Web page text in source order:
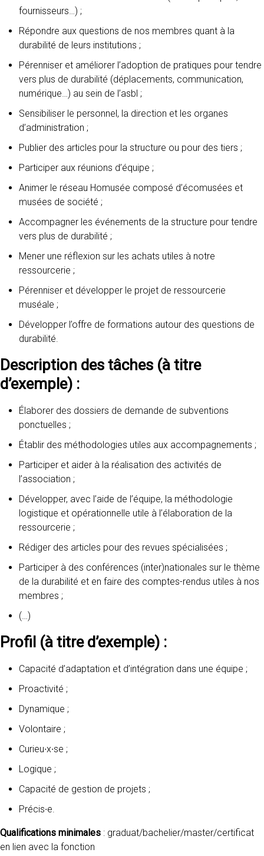
fournisseurs…) ;
Répondre aux questions de nos membres quant à la
durabilité de leurs institutions ;
Pérenniser et améliorer l’adoption de pratiques pour tendre
vers plus de durabilité (déplacements, communication,
numérique…) au sein de l’asbl ;
Sensibiliser le personnel, la direction et les organes
d’administration ;
Publier des articles pour la structure ou pour des tiers ;
Participer aux réunions d’équipe ;
Animer le réseau Homusée composé d’écomusées et
musées de société ;
Accompagner les événements de la structure pour tendre
vers plus de durabilité ;
Mener une réflexion sur les achats utiles à notre
ressourcerie ;
Pérenniser et développer le projet de ressourcerie
muséale ;
Développer l’offre de formations autour des questions de
durabilité.
Description des tâches (à titre
d’exemple) :
Élaborer des dossiers de demande de subventions
ponctuelles ;
Établir des méthodologies utiles aux accompagnements ;
Participer et aider à la réalisation des activités de
l’association ;
Développer, avec l’aide de l’équipe, la méthodologie
logistique et opérationnelle utile à l’élaboration de la
ressourcerie ;
Rédiger des articles pour des revues spécialisées ;
Participer à des conférences (inter)nationales sur le thème
de la durabilité et en faire des comptes-rendus utiles à nos
membres ;
(…)
Profil (à titre d’exemple) :
Capacité d’adaptation et d’intégration dans une équipe ;
Proactivité ;
Dynamique ;
Volontaire ;
Curieu∙x∙se ;
Logique ;
Capacité de gestion de projets ;
Précis∙e.
Qualifications minimales : graduat/bachelier/master/certificat
en lien avec la fonction